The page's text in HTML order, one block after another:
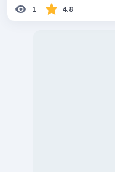
1 4.8